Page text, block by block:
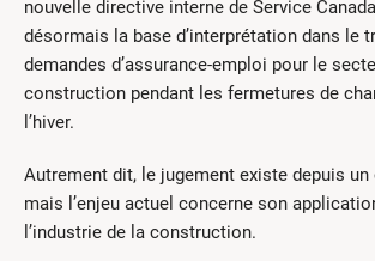
nouvelle directive interne de Service
désormais la base d’interprétation dans le
demandes d’assurance-emploi pour le
construction pendant les fermetures de
l’hiver.
Autrement dit, le jugement existe depuis
mais l’enjeu actuel concerne son
l’industrie de la construction.